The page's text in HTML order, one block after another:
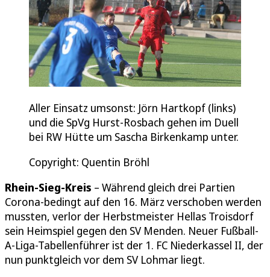
Aller Einsatz umsonst: Jörn Hartkopf (links)
und die SpVg Hurst-Rosbach gehen im Duell
bei RW Hütte um Sascha Birkenkamp unter.
Copyright: Quentin Bröhl
Rhein-Sieg-Kreis – Während gleich drei Partien
Corona-bedingt auf den 16. März verschoben werden
mussten, verlor der Herbstmeister Hellas Troisdorf
sein Heimspiel gegen den SV Menden. Neuer Fußball-
A-Liga-Tabellenführer ist der 1. FC Niederkassel II, der
nun punktgleich vor dem SV Lohmar liegt.